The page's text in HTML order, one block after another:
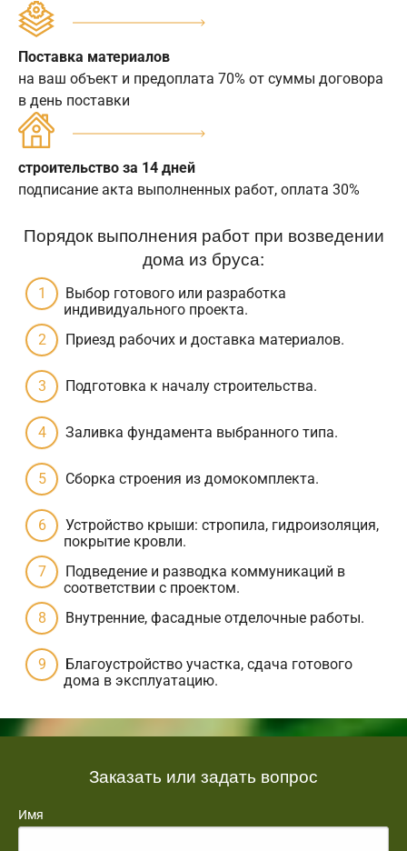
Поставка материалов
на ваш объект и предоплата 70% от суммы договора
в день поставки
строительство за 14 дней
подписание акта выполненных работ, оплата 30%
Порядок выполнения работ при возведении
дома из бруса:
Выбор готового или разработка
индивидуального проекта.
Приезд рабочих и доставка материалов.
Подготовка к началу строительства.
Заливка фундамента выбранного типа.
Сборка строения из домокомплекта.
Устройство крыши: стропила, гидроизоляция,
покрытие кровли.
Подведение и разводка коммуникаций в
соответствии с проектом.
Внутренние, фасадные отделочные работы.
Благоустройство участка, сдача готового
дома в эксплуатацию.
Заказать или задать вопрос
Имя